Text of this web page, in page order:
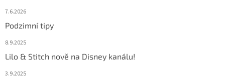
7.6.2026
Podzimní tipy
8.9.2025
Lilo & Stitch nově na Disney kanálu!
3.9.2025